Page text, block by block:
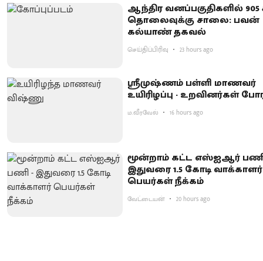
ஆந்திர வனப்பகுதிகளில் 905
தொலைவுக்கு சாலை: பவன்
கல்யாண் தகவல்
செய்திப்பிரிவு 23 hours ago
ஸ்ரீமுஷ்ணம் பள்ளி மாணவர்
உயிரிழப்பு - உறவினர்கள்
ம.வீரவேல் 16 hours ago
மூன்றாம் கட்ட எஸ்ஐஆர்
இதுவரை 1.5 கோடி வாக்காளர்
பெயர்கள் நீக்கம்
வேட்டையன் 20 hours ago